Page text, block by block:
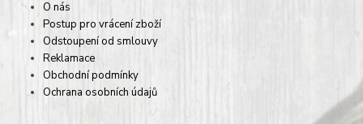
O nás
Postup pro vrácení zboží
Odstoupení od smlouvy
Reklamace
Obchodní podmínky
Ochrana osobních údajů